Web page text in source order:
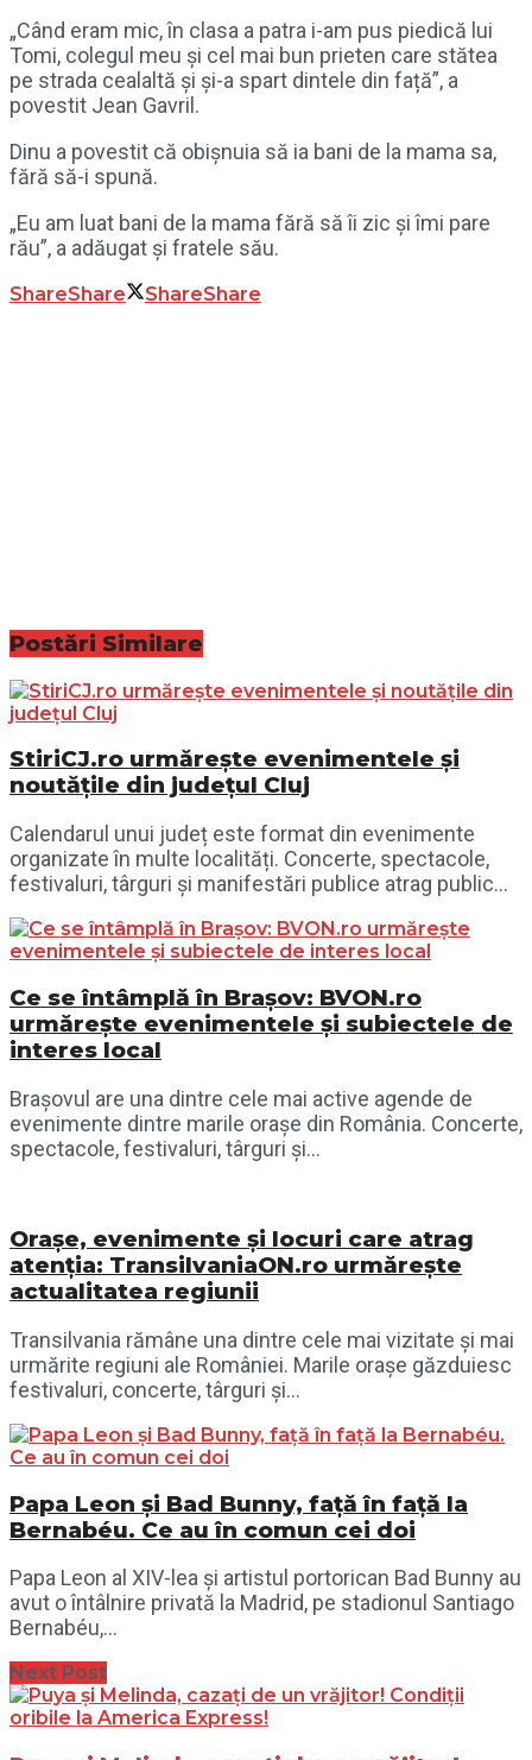
„Când eram mic, în clasa a patra i-am pus piedică lui
Tomi, colegul meu și cel mai bun prieten care stătea
pe strada cealaltă și și-a spart dintele din față”, a
povestit Jean Gavril.
Dinu a povestit că obișnuia să ia bani de la mama sa,
fără să-i spună.
„Eu am luat bani de la mama fără să îi zic și îmi pare
rău”, a adăugat și fratele său.
ShareShare ShareShare
Postări Similare
StiriCJ.ro urmărește evenimentele și
noutățile din județul Cluj
Calendarul unui județ este format din evenimente
organizate în multe localități. Concerte, spectacole,
festivaluri, târguri și manifestări publice atrag public...
Ce se întâmplă în Brașov: BVON.ro
urmărește evenimentele și subiectele de
interes local
Brașovul are una dintre cele mai active agende de
evenimente dintre marile orașe din România. Concerte,
spectacole, festivaluri, târguri și...
Orașe, evenimente și locuri care atrag
atenția: TransilvaniaON.ro urmărește
actualitatea regiunii
Transilvania rămâne una dintre cele mai vizitate și mai
urmărite regiuni ale României. Marile orașe găzduiesc
festivaluri, concerte, târguri și...
Papa Leon și Bad Bunny, față în față la
Bernabéu. Ce au în comun cei doi
Papa Leon al XIV-lea și artistul portorican Bad Bunny au
avut o întâlnire privată la Madrid, pe stadionul Santiago
Bernabéu,...
Next Post